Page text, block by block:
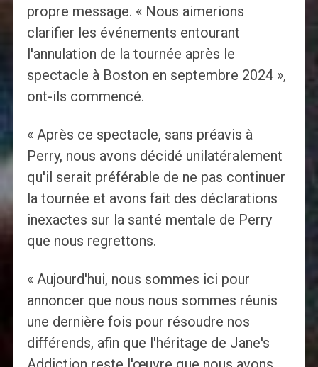
propre message. « Nous aimerions
clarifier les événements entourant
l'annulation de la tournée après le
spectacle à Boston en septembre 2024 »,
ont-ils commencé.
« Après ce spectacle, sans préavis à
Perry, nous avons décidé unilatéralement
qu'il serait préférable de ne pas continuer
la tournée et avons fait des déclarations
inexactes sur la santé mentale de Perry
que nous regrettons.
« Aujourd'hui, nous sommes ici pour
annoncer que nous nous sommes réunis
une dernière fois pour résoudre nos
différends, afin que l'héritage de Jane's